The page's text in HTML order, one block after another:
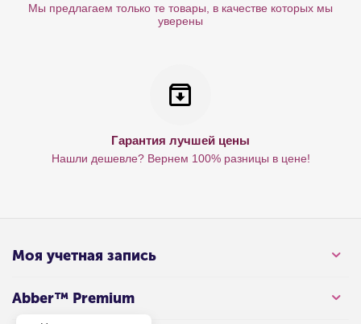
Мы предлагаем только те товары, в качестве которых мы
уверены
Гарантия лучшей цены
Нашли дешевле? Вернем 100% разницы в цене!
Моя учетная запись
Abber™ Premium